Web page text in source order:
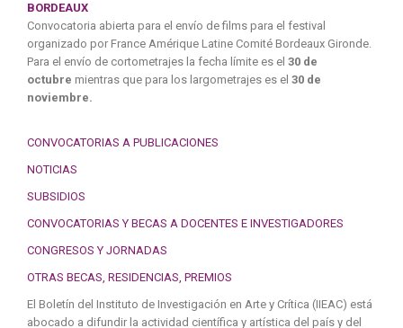
BORDEAUX
Convocatoria abierta para el envío de films para el festival
organizado por France Amérique Latine Comité Bordeaux Gironde.
Para el envío de cortometrajes la fecha límite es el 30 de
octubre mientras que para los largometrajes es el 30 de
noviembre.
CONVOCATORIAS A PUBLICACIONES
NOTICIAS
SUBSIDIOS
CONVOCATORIAS Y BECAS A DOCENTES E INVESTIGADORES
CONGRESOS Y JORNADAS
OTRAS BECAS, RESIDENCIAS, PREMIOS
El Boletín del Instituto de Investigación en Arte y Crítica (IIEAC) está
abocado a difundir la actividad científica y artística del país y del